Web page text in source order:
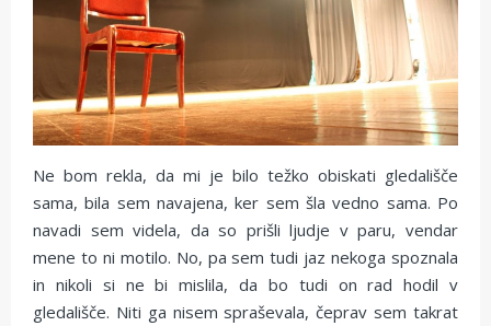
Ne bom rekla, da mi je bilo težko obiskati gledališče
sama, bila sem navajena, ker sem šla vedno sama. Po
navadi sem videla, da so prišli ljudje v paru, vendar
mene to ni motilo. No, pa sem tudi jaz nekoga spoznala
in nikoli si ne bi mislila, da bo tudi on rad hodil v
gledališče. Niti ga nisem spraševala, čeprav sem takrat